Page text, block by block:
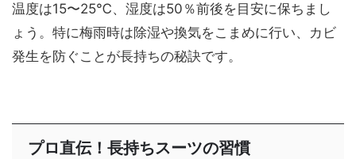
温度は15〜25℃、湿度は50％前後を目安に保ちまし
ょう。特に梅雨時は除湿や換気をこまめに行い、カビ
発生を防ぐことが長持ちの秘訣です。
プロ直伝！長持ちスーツの習慣